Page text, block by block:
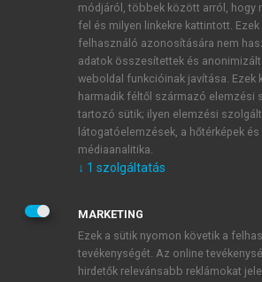
ÚJ FIÓK LÉTREHOZÁSA
1 óra díjmentes hozzáférés
E-MAIL-CÍM
JELSZÓ
JELSZÓ ÚJRA
módjáról, többek között arról, hogy
fel és milyen linkekre kattintott.
felhasználó azonosítására nem
adatok összesítettek és
weboldal funkcióinak javítása. Ezek
harmadik féltől származó elemzési
tartozó sütik; ilyen elemzési
látogatóelemzések, a hőtérképek
médiaanalitika.
↓ 1 szolgáltatás
MARKETING
Ezek a sütik nyomon követik a
tevékenységét. Az online
hirdetők relevánsabb reklámokat